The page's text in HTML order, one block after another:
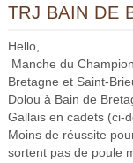
TRJ BAIN DE
Hello,
Manche du
Bretagne et Saint-
Dolou à Bain de
Gallais en cadets (ci-
Moins de réussite
sortent pas de poule